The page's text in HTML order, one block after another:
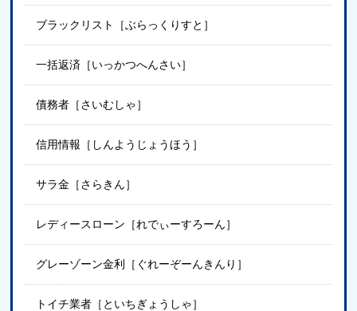
ブラックリスト［ぶらっくりすと］
一括返済［いっかつへんさい］
債務者［さいむしゃ］
信用情報［しんようじょうほう］
サラ金［さらきん］
レディースローン［れでぃーすろーん］
グレーゾーン金利［ぐれーぞーんきんり］
トイチ業者［といちぎょうしゃ］